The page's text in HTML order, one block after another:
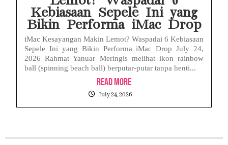
Kebiasaan Sepele Ini yang
Bikin Performa iMac Drop
iMac Kesayangan Makin Lemot? Waspadai 6 Kebiasaan
Sepele Ini yang Bikin Performa iMac Drop July 24,
2026 Rahmat Yanuar Meringis melihat ikon rainbow
ball (spinning beach ball) berputar-putar tanpa henti...
Read More
July 24, 2026